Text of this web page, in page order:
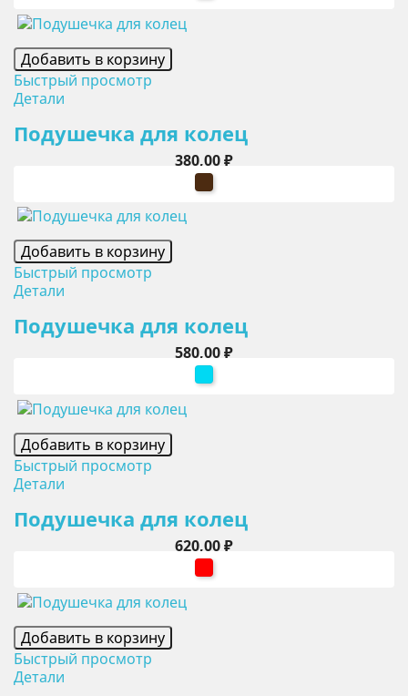
Добавить в корзину
Быстрый просмотр
Детали
Подушечка для колец
Цена
380,00 ₽
шоколадный
Добавить в корзину
Быстрый просмотр
Детали
Подушечка для колец
Цена
580,00 ₽
бирюзовый
Добавить в корзину
Быстрый просмотр
Детали
Подушечка для колец
Цена
620,00 ₽
красный
Добавить в корзину
Быстрый просмотр
Детали